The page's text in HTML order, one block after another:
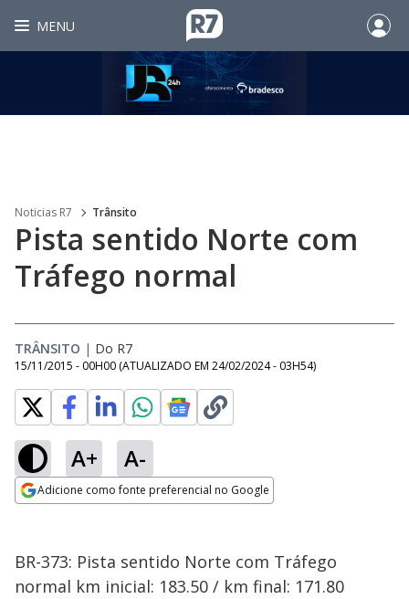
MENU
Noticias R7 Trânsito
Pista sentido Norte com
Tráfego normal
TRÂNSITO | Do R7
15/11/2015 - 00H00 (ATUALIZADO EM 24/02/2024 - 03H54)
A+ A-
Adicione como fonte preferencial no Google
BR-373: Pista sentido Norte com Tráfego
normal km inicial: 183.50 / km final: 171.80